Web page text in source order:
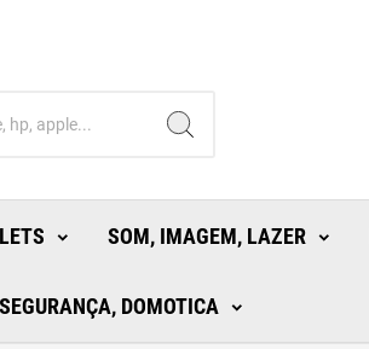
SOM, IMAGEM, LAZER
SEGURANÇA, DOMOTICA